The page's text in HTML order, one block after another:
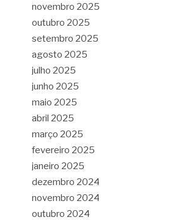
novembro 2025
outubro 2025
setembro 2025
agosto 2025
julho 2025
junho 2025
maio 2025
abril 2025
março 2025
fevereiro 2025
janeiro 2025
dezembro 2024
novembro 2024
outubro 2024